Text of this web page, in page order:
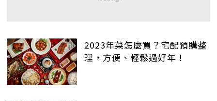
2023年菜怎麼買？宅配預購整
理，方便、輕鬆過好年！